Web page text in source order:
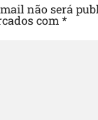
não será
com*